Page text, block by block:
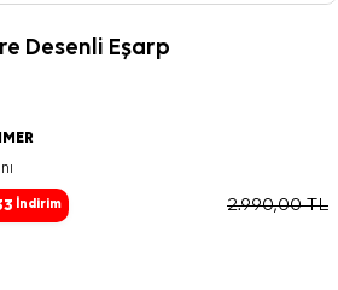
Desenli Eşarp
İndirim 2.990,00TL